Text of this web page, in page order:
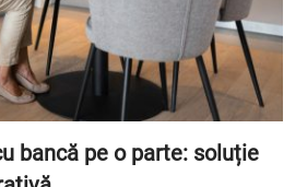
bancă pe o parte: soluție